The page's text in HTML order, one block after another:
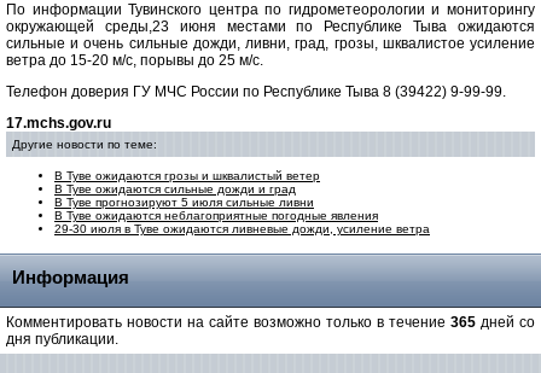
По информации Тувинского центра по гидрометеорологии и мониторингу
окружающей среды,23 июня местами по Республике Тыва ожидаются
сильные и очень сильные дожди, ливни, град, грозы, шквалистое усиление
ветра до 15-20 м/с, порывы до 25 м/с.
Телефон доверия ГУ МЧС России по Республике Тыва 8 (39422) 9-99-99.
17.mchs.gov.ru
Другие новости по теме:
В Туве ожидаются грозы и шквалистый ветер
В Туве ожидаются сильные дожди и град
В Туве прогнозируют 5 июля сильные ливни
В Туве ожидаются неблагоприятные погодные явления
29-30 июля в Туве ожидаются ливневые дожди, усиление ветра
Информация
Комментировать новости на сайте возможно только в течение 365 дней со
дня публикации.